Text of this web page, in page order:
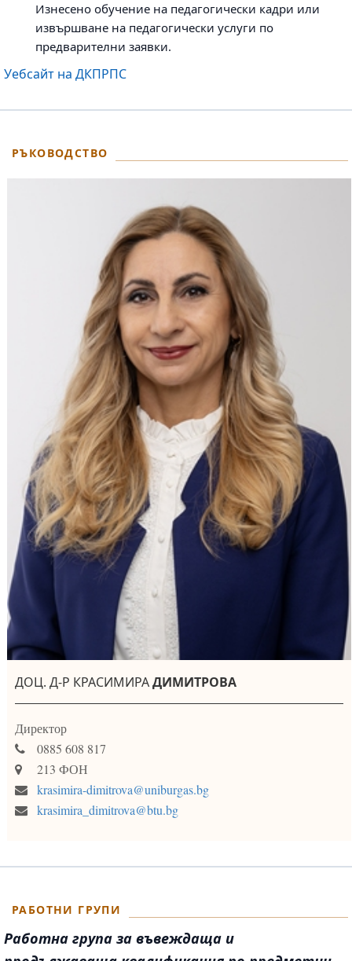
Изнесено обучение на педагогически кадри или
извършване на педагогически услуги по
предварителни заявки.
Уебсайт на ДКПРПС
РЪКОВОДСТВО
ДОЦ. Д-Р КРАСИМИРАДИМИТРОВА
Директор
0885 608 817
213 ФОН
krasimira-dimitrova@uniburgas.bg
krasimira_dimitrova@btu.bg
РАБОТНИ ГРУПИ
Работна група за въвеждаща и